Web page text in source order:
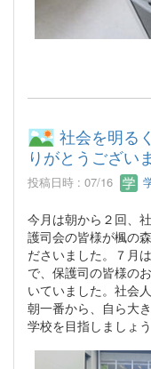
社会を明る
りがとうござい
投稿日時 : 07/16
今月は朝から２回、
護司会の皆様が楓の
ださいました。７月
で、保護司の皆様の
いていました。社会
朝一番から、自ら大
学校を目指しましょ